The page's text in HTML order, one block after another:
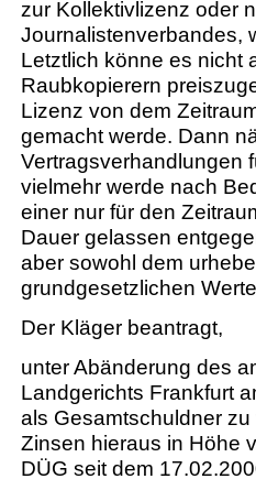
zur Kollektivlizenz oder
Journalistenverbandes,
Letztlich könne es nicht
Raubkopierern
Lizenz von dem
gemacht werde. Dann
Vertragsverhandlungen
vielmehr werde nach
einer nur für den
Dauer gelassen
aber sowohl dem
grundgesetzlichen
Der Kläger beantragt,
unter Abänderung des
Landgerichts Frankfurt
als Gesamtschuldner
Zinsen hieraus in Höhe
DÜG seit dem